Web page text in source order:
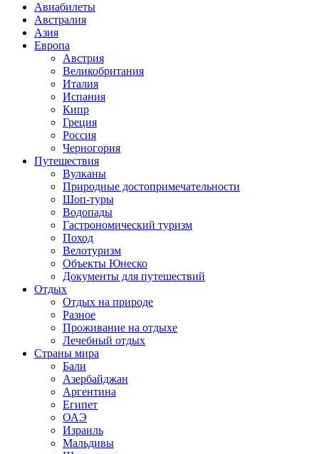
Авиабилеты
Австралия
Азия
Европа
Австрия
Великобритания
Италия
Испания
Кипр
Греция
Россия
Черногория
Путешествия
Вулканы
Природные достопримечательности
Шоп-туры
Водопады
Гастрономический туризм
Поход
Велотуризм
Объекты Юнеско
Документы для путешествий
Отдых
Отдых на природе
Разное
Проживание на отдыхе
Лечебный отдых
Страны мира
Бали
Азербайджан
Аргентина
Египет
ОАЭ
Израиль
Мальдивы